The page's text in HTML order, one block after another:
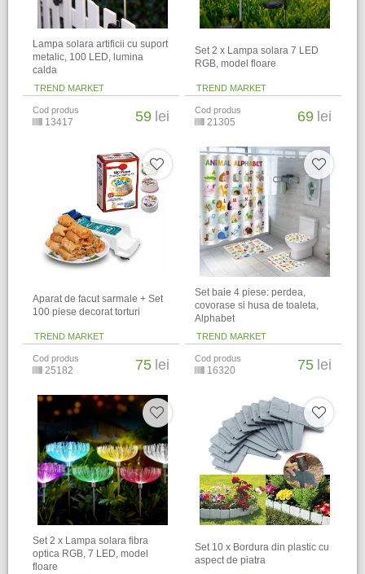
Lampa solara artificii cu suport
metalic, 100 LED, lumina
calda
TREND MARKET
Cod produs
13417 59 lei
Set 2 x Lampa solara 7 LED
RGB, model floare
TREND MARKET
Cod produs
21305 69 lei
Aparat de facut sarmale + Set
100 piese decorat torturi
TREND MARKET
Cod produs
25182 75 lei
Set baie 4 piese: perdea,
covorase si husa de toaleta,
Alphabet
TREND MARKET
Cod produs
16320 75 lei
Set 2 x Lampa solara fibra
optica RGB, 7 LED, model
floare
Set 10 x Bordura din plastic cu
aspect de piatra